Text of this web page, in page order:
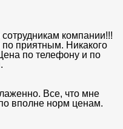
компании!!!
приятным. Никакого
по телефону и по
Все, что мне
вполне норм ценам.